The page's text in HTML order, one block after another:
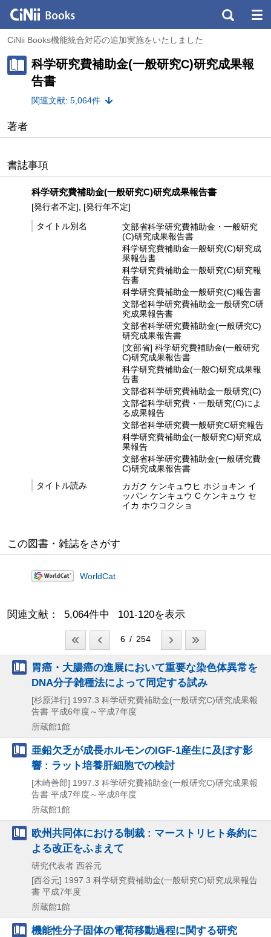
CiNii Books機能統合対応の追加実施をいたしました
科学研究費補助金(一般研究C)研究成果報
告書
関連文献: 5,064件
著者
書誌事項
科学研究費補助金(一般研究C)研究成果報告書
[発行者不定], [発行年不定]
タイトル別名
文部省科学研究費補助金・一般研究
(C)研究成果報告書
科学研究費補助金一般研究(C)研究成
果報告書
科学研究費補助金一般研究(C)研究報
告書
科学研究費補助金一般研究(C)報告書
文部省科学研究費補助金一般研究C研
究成果報告書
文部省科学研究費補助金(一般研究C)
研究成果報告書
[文部省] 科学研究費補助金(一般研究
C)研究成果報告書
科学研究費補助金(一般C)研究成果報
告書
文部省科学研究費補助金一般研究(C)
文部省科学研究費・一般研究(C)によ
る成果報告
文部省科学研究費一般研究C研究報告
科学研究費補助金(一般研究C)研究成
果報告
文部省科学研究費補助金(一般研究費
C)研究成果報告書
タイトル読み
カガク ケンキュウヒ ホジョキン イ
ッパン ケンキュウ C ケンキュウ セ
イカ ホウコクショ
この図書・雑誌をさがす
WorldCat
関連文献： 5,064件中 101-120を表示
6 / 254
胃癌・大腸癌の進展において重要な染色体異常を
DNA分子雑種法によって同定する試み
[杉原洋行] 1997.3 科学研究費補助金(一般研究C)研究成果報
告書 平成6年度～平成7年度
所蔵館1館
亜鉛欠乏が成長ホルモンのIGF-1産生に及ぼす影
響 : ラット培養肝細胞での検討
[木崎善郎] 1997.3 科学研究費補助金(一般研究C)研究成果報
告書 平成7年度～平成8年度
所蔵館1館
欧州共同体における制裁 : マーストリヒト条約に
よる改正をふまえて
研究代表者 西谷元
[西谷元] 1997.3 科学研究費補助金(一般研究C)研究成果報告
書 平成7年度
所蔵館1館
機能性分子固体の電荷移動過程に関する研究